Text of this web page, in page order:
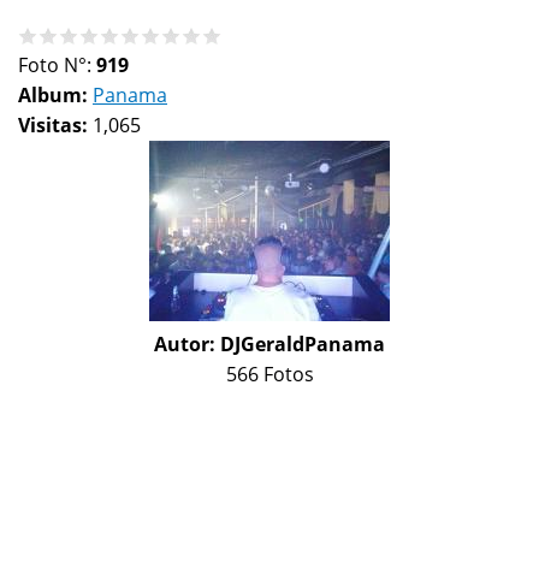
Foto N°: 919
Album: Panama
Visitas: 1,065
Autor: DJGeraldPanama
566 Fotos